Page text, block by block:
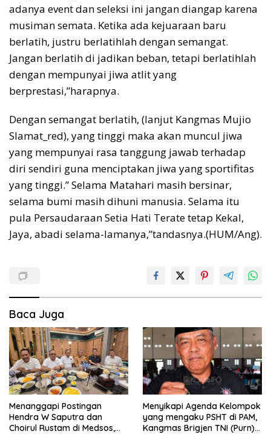
adanya event dan seleksi ini jangan diangap karena
musiman semata. Ketika ada kejuaraan baru
berlatih, justru berlatihlah dengan semangat.
Jangan berlatih di jadikan beban, tetapi berlatihlah
dengan mempunyai jiwa atlit yang
berprestasi,”harapnya.
Dengan semangat berlatih, (lanjut Kangmas Mujio
Slamat_red), yang tinggi maka akan muncul jiwa
yang mempunyai rasa tanggung jawab terhadap
diri sendiri guna menciptakan jiwa yang sportifitas
yang tinggi.” Selama Matahari masih bersinar,
selama bumi masih dihuni manusia. Selama itu
pula Persaudaraan Setia Hati Terate tetap Kekal,
Jaya, abadi selama-lamanya,”tandasnya.(HUM/Ang).
Baca Juga
Menanggapi Postingan
Hendra W Saputra dan
Choirul Rustam di Medsos,
Menyikapi Agenda Kelompok
yang mengaku PSHT di PAM,
Kangmas Brigjen TNI (Purn)